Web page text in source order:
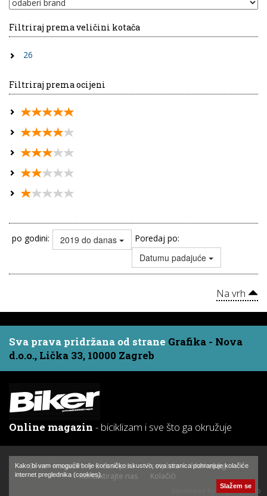
Filtriraj prema veličini kotača
26
Filtriraj prema ocijeni
po godini: 2019 do danas Poredaj po:
Datumu padajuće
Na vrh
Sva prava pridržana od strane Grafika - Nova
d.o.o., Lička 33, 10000 Zagreb
Online magazin - biciklizam i sve što ga okružuje
Biker - magazin O časopisu Pretplata
Marketing
Kontaktirajte nas
Kolačići
Hajtek Studio
Kako bi vam omogućili bolje korisničko iskustvo, ova stranica pohranjuje kolačiće
internet preglednika (cookies).
Slažem se